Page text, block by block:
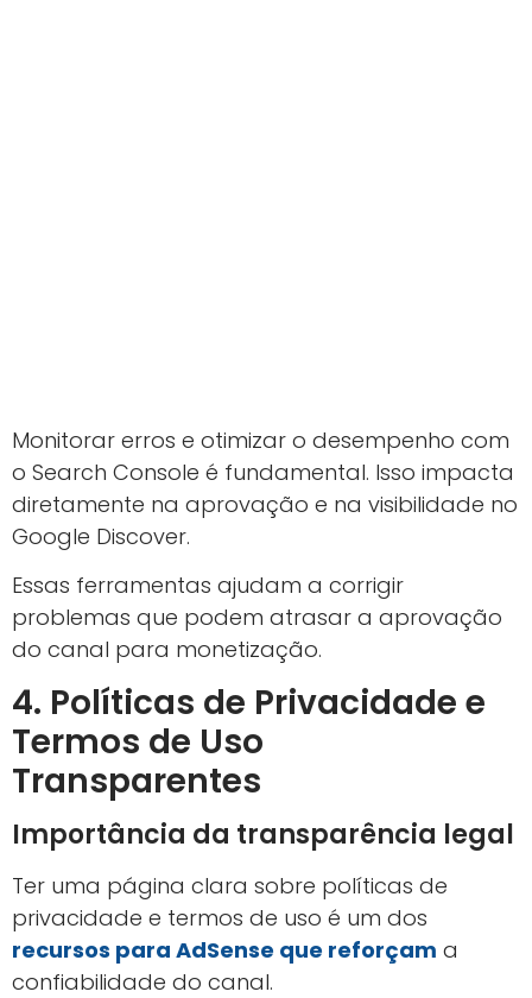
Monitorar erros e otimizar o desempenho com
o Search Console é fundamental. Isso impacta
diretamente na aprovação e na visibilidade no
Google Discover.
Essas ferramentas ajudam a corrigir
problemas que podem atrasar a aprovação
do canal para monetização.
4. Políticas de Privacidade e
Termos de Uso
Transparentes
Importância da transparência legal
Ter uma página clara sobre políticas de
privacidade e termos de uso é um dos
recursos para AdSense que reforçam a
confiabilidade do canal.